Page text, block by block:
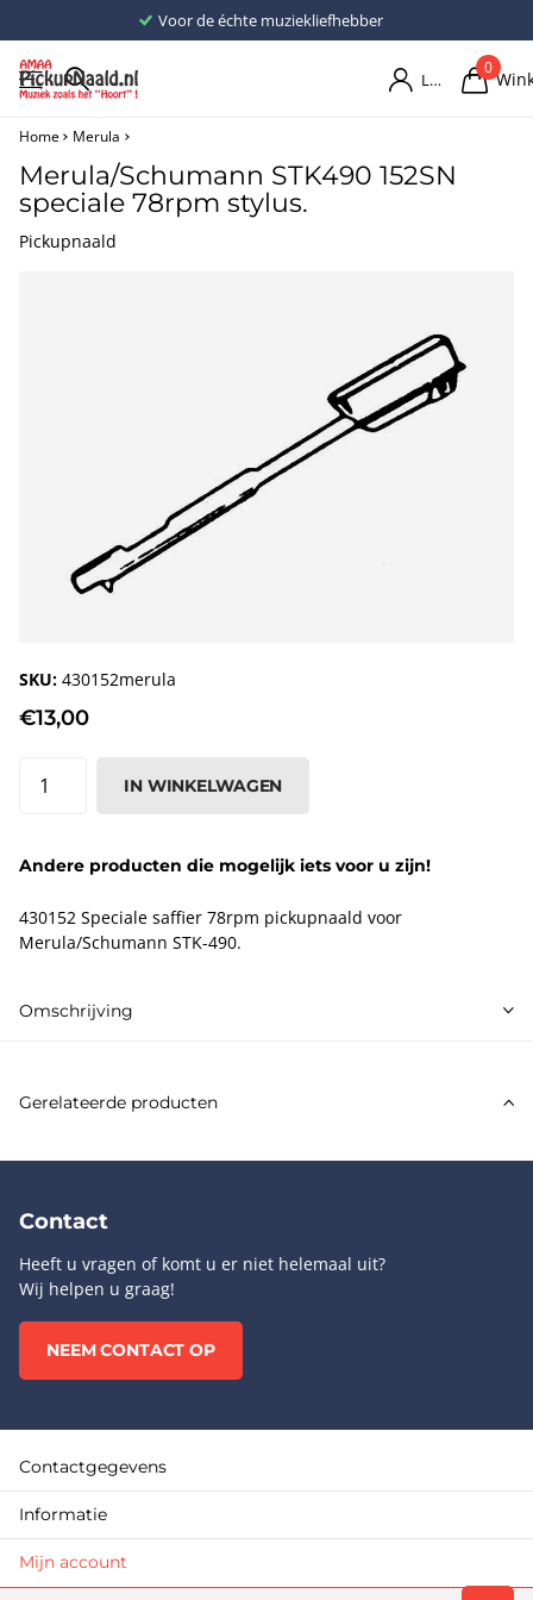
Voor de échte muziekliefhebber
Login
0
Home Merula
Merula/Schumann STK490 152SN
speciale 78rpm stylus.
Pickupnaald
SKU: 430152merula
€13,00
IN WINKELWAGEN
Andere producten die mogelijk iets voor u zijn!
430152 Speciale saffier 78rpm pickupnaald voor
Merula/Schumann STK-490.
Omschrijving
Gerelateerde producten
Contact
Heeft u vragen of komt u er niet helemaal uit?
Wij helpen u graag!
NEEM CONTACT OP
Contactgegevens
Informatie
Mijn account